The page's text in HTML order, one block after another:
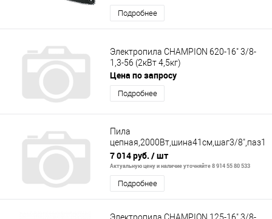
Подробнее
Электропила CHAMPION 620-16" 3/8-
1,3-56 (2кВт 4,5кг)
Цена по запросу
Подробнее
Пила
цепная,2000Вт,шина41см,шаг3/
распол. дв-ля
7 014 руб. / шт
Актуальную цену и наличие уточняйте 8 914 55 80 533
Подробнее